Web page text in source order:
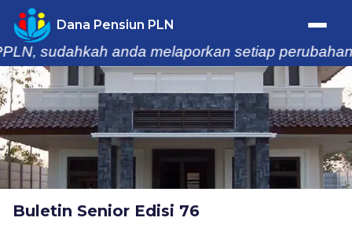
Dana Pensiun PLN
Trafik Statistik
Home
Profil
Berita & Kegiatan
sudahkah anda melaporkan setiap
Buletin Senior Edisi 76